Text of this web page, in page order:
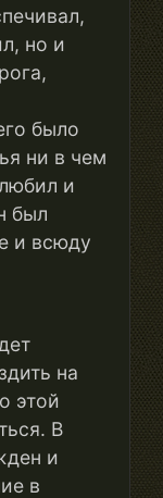
но и
было
ни в чем
и
был
и всюду
на
этой
В
и
в